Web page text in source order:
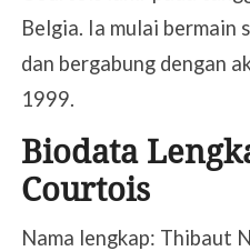
Belgia. Ia mulai bermain
dan bergabung dengan
1999.
Biodata
Courtois
Nama lengkap: Thibaut